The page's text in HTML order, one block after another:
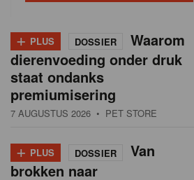
+ PLUS DOSSIER
Waarom
dierenvoeding onder druk
staat ondanks
premiumisering
7 AUGUSTUS 2026 • PET STORE
+ PLUS DOSSIER
Van
brokken naar